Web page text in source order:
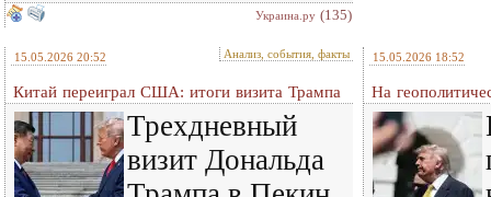
Украина.ру (135)
15.05.2026 20:52 Анализ, события, факты
Китай переиграл США: итоги визита Трампа
Трехдневный
визит Дональда
15.05.2026 18:52
На